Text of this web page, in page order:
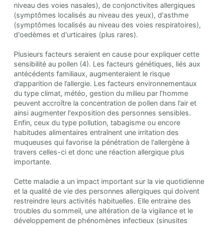
niveau des voies nasales), de conjonctivites allergiques
(symptômes localisés au niveau des yeux), d'asthme
(symptômes localisés au niveau des voies respiratoires),
d'oedèmes et d'urticaires (plus rares).
Plusieurs facteurs seraient en cause pour expliquer cette
sensibilité au pollen (4). Les facteurs génétiques, liés aux
antécédents familiaux, augmenteraient le risque
d’apparition de l’allergie. Les facteurs environnementaux
du type climat, météo, gestion du milieu par l’homme
peuvent accroître la concentration de pollen dans l’air et
ainsi augmenter l'exposition des personnes sensibles.
Enfin, ceux du type pollution, tabagisme ou encore
habitudes alimentaires entraînent une irritation des
muqueuses qui favorise la pénétration de l'allergène à
travers celles-ci et donc une réaction allergique plus
importante.
Cette maladie a un impact important sur la vie quotidienne
et la qualité de vie des personnes allergiques qui doivent
restreindre leurs activités habituelles. Elle entraine des
troubles du sommeil, une altération de la vigilance et le
développement de phénomènes infectieux (sinusites